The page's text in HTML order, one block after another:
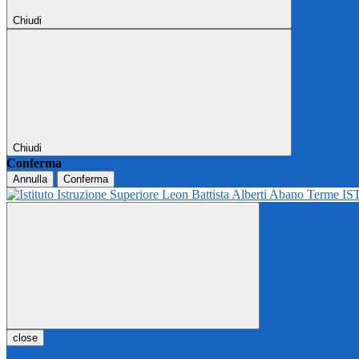
Chiudi
Chiudi
Conferma
Annulla Conferma
close